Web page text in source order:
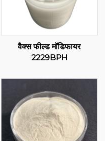
वैक्स फील्ड मॉडिफायर
2229BPH